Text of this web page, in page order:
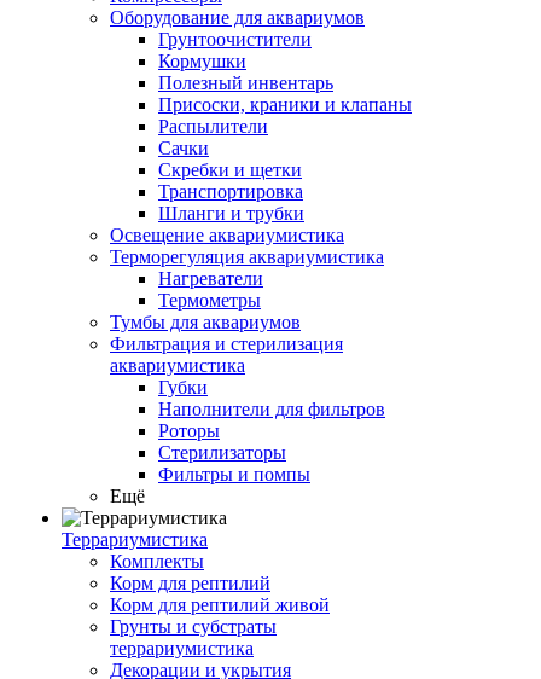
Оборудование для аквариумов
Грунтоочистители
Кормушки
Полезный инвентарь
Присоски, краники и клапаны
Распылители
Сачки
Скребки и щетки
Транспортировка
Шланги и трубки
Освещение аквариумистика
Терморегуляция аквариумистика
Нагреватели
Термометры
Тумбы для аквариумов
Фильтрация и стерилизация
аквариумистика
Губки
Наполнители для фильтров
Роторы
Стерилизаторы
Фильтры и помпы
Ещё
Террариумистика
Комплекты
Корм для рептилий
Корм для рептилий живой
Грунты и субстраты
террариумистика
Декорации и укрытия